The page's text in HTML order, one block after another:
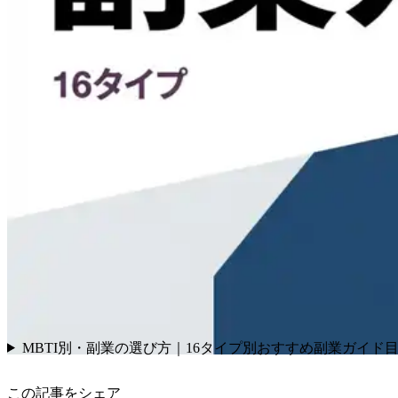
MBTI別・副業の選び方｜16タイプ別おすすめ副業ガイド
この記事をシェア